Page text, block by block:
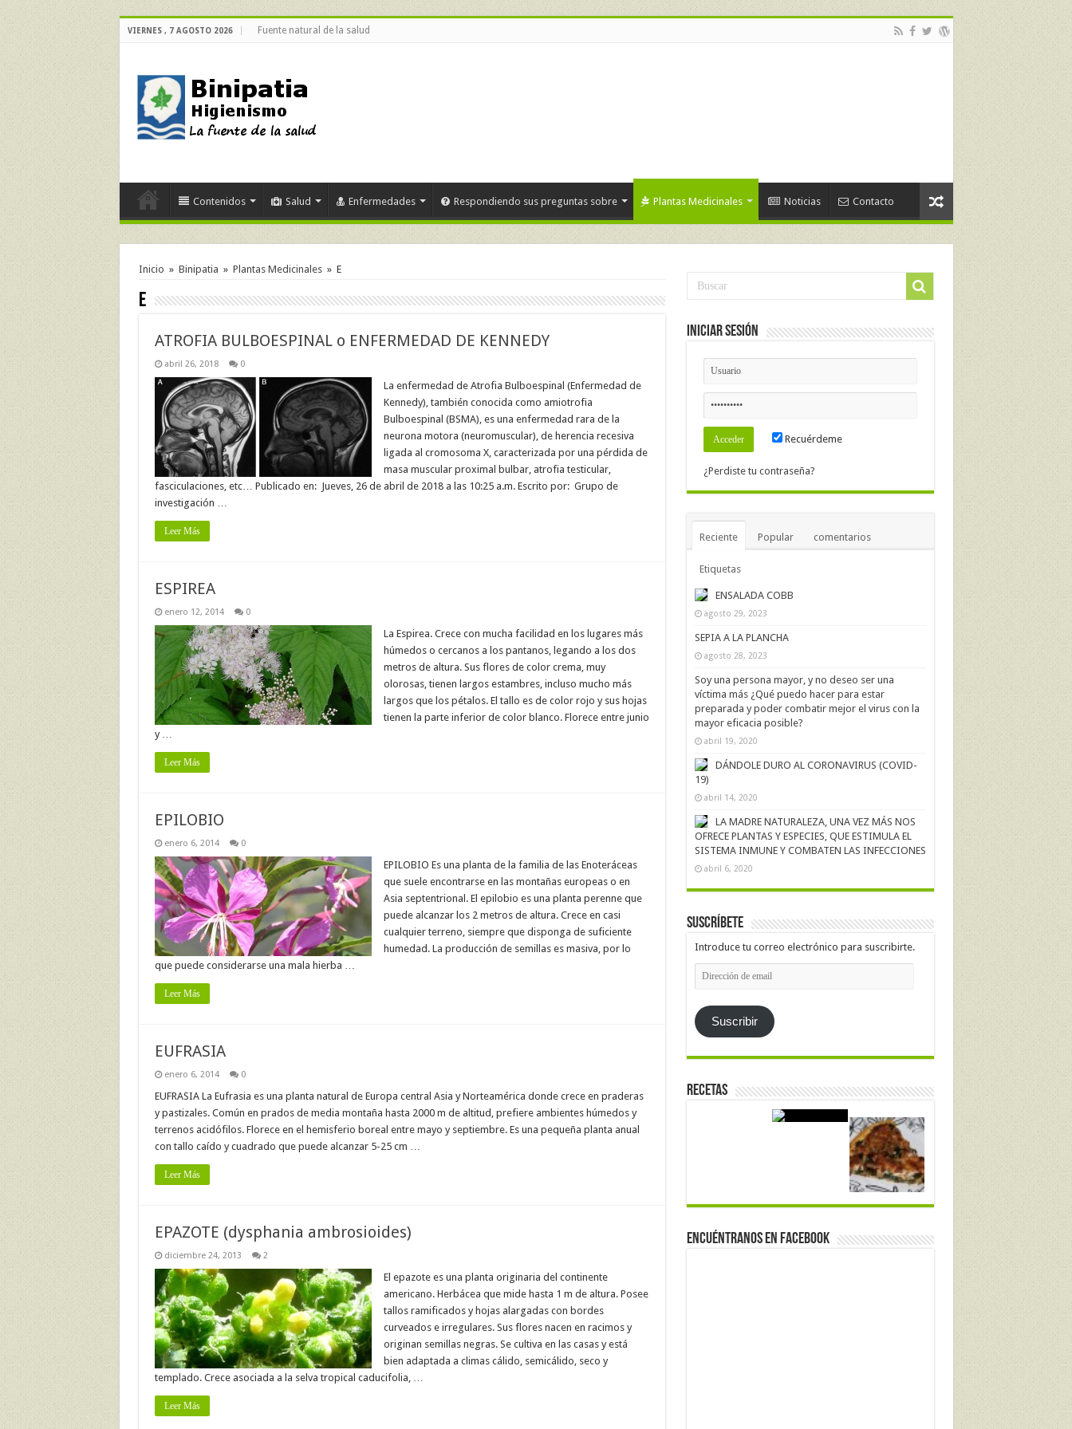
VIERNES , 7 AGOSTO 2026 Fuente natural de la salud
Contenidos Salud Enfermedades Respondiendo sus preguntas sobre Plantas Medicinales Noticias Contacto
Inicio » Binipatia » Plantas Medicinales » E
E
ATROFIA BULBOESPINAL o ENFERMEDAD DE KENNEDY
abril 26, 2018 0
La enfermedad de Atrofia Bulboespinal (Enfermedad de
Kennedy), también conocida como amiotrofia
Bulboespinal (BSMA), es una enfermedad rara de la
neurona motora (neuromuscular), de herencia recesiva
ligada al cromosoma X, caracterizada por una pérdida de
masa muscular proximal bulbar, atrofia testicular,
fasciculaciones, etc… Publicado en: Jueves, 26 de abril de 2018 a las 10:25 a.m. Escrito por: Grupo de
investigación …
Leer Más
ESPIREA
enero 12, 2014 0
La Espirea. Crece con mucha facilidad en los lugares más
húmedos o cercanos a los pantanos, legando a los dos
metros de altura. Sus flores de color crema, muy
olorosas, tienen largos estambres, incluso mucho más
largos que los pétalos. El tallo es de color rojo y sus hojas
tienen la parte inferior de color blanco. Florece entre junio
y …
Leer Más
EPILOBIO
enero 6, 2014 0
EPILOBIO Es una planta de la familia de las Enoteráceas
que suele encontrarse en las montañas europeas o en
Asia septentrional. El epilobio es una planta perenne que
puede alcanzar los 2 metros de altura. Crece en casi
cualquier terreno, siempre que disponga de suficiente
humedad. La producción de semillas es masiva, por lo
que puede considerarse una mala hierba …
Leer Más
EUFRASIA
enero 6, 2014 0
EUFRASIA La Eufrasia es una planta natural de Europa central Asia y Norteamérica donde crece en praderas
y pastizales. Común en prados de media montaña hasta 2000 m de altitud, prefiere ambientes húmedos y
terrenos acidófilos. Florece en el hemisferio boreal entre mayo y septiembre. Es una pequeña planta anual
con tallo caído y cuadrado que puede alcanzar 5-25 cm …
Leer Más
EPAZOTE (dysphania ambrosioides)
diciembre 24, 2013 2
El epazote es una planta originaria del continente
americano. Herbácea que mide hasta 1 m de altura. Posee
tallos ramificados y hojas alargadas con bordes
curveados e irregulares. Sus flores nacen en racimos y
originan semillas negras. Se cultiva en las casas y está
bien adaptada a climas cálido, semicálido, seco y
templado. Crece asociada a la selva tropical caducifolia, …
Leer Más
Iniciar Sesión
Recuérdeme
¿Perdiste tu contraseña?
Reciente Popular comentarios
Etiquetas
ENSALADA COBB
agosto 29, 2023
SEPIA A LA PLANCHA
agosto 28, 2023
Soy una persona mayor, y no deseo ser una
víctima más ¿Qué puedo hacer para estar
preparada y poder combatir mejor el virus con la
mayor eficacia posible?
abril 19, 2020
DÁNDOLE DURO AL CORONAVIRUS (COVID-
19)
abril 14, 2020
LA MADRE NATURALEZA, UNA VEZ MÁS NOS
OFRECE PLANTAS Y ESPECIES, QUE ESTIMULA EL
SISTEMA INMUNE Y COMBATEN LAS INFECCIONES
abril 6, 2020
Suscríbete
Introduce tu correo electrónico para suscribirte.
Dirección
de
Suscribir
Recetas
Encuéntranos en Facebook